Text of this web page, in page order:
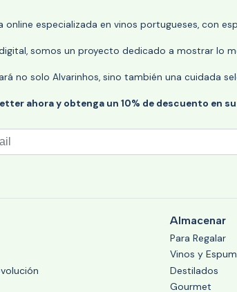
online especializada en vinos portugueses, con
somos un proyecto dedicado a mostrar lo
no solo Alvarinhos, sino también una cuidada
ahora y obtenga un 10% de descuento en
Almacenar
Para Regalar
Vinos y
Destilados
Gourmet